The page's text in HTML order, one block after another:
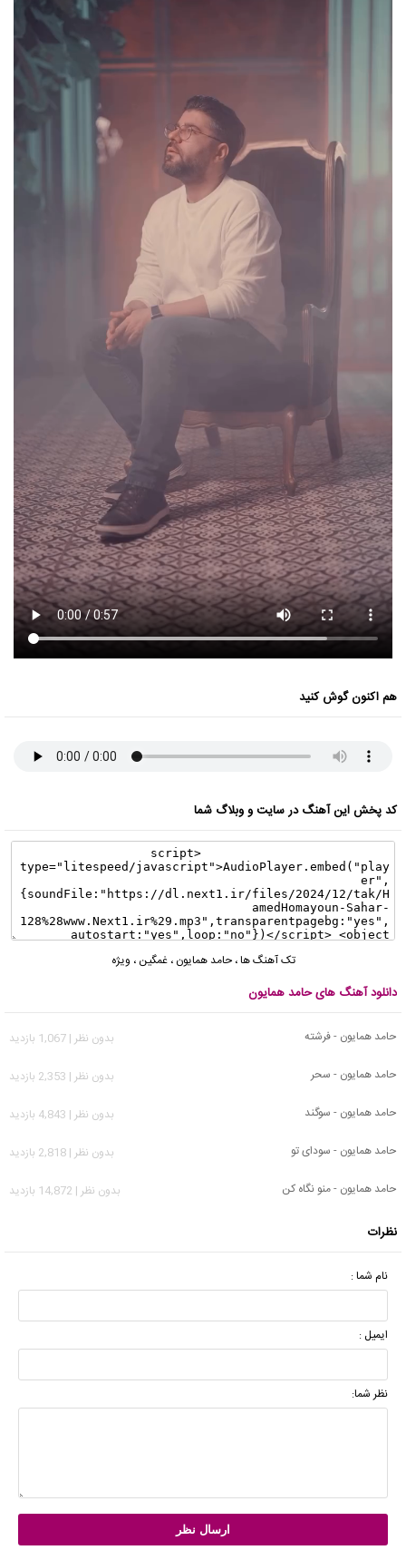
هم اکنون گوش کنید
کد پخش این آهنگ در سایت و وبلاگ شما
تک آهنگ ها،حامد همایون ،غمگین ، ویژه
دانلود آهنگ های حامد همایون
حامد همایون - فرشته
بدون نظر | 1,067 بازدید
حامد همایون - سحر
بدون نظر | 2,353 بازدید
حامد همایون - سوگند
بدون نظر | 4,843 بازدید
حامد همایون - سودای تو
بدون نظر | 2,818 بازدید
حامد همایون - منو نگاه کن
بدون نظر | 14,872 بازدید
نظرات
نام شما :
ایمیل :
نظر شما: